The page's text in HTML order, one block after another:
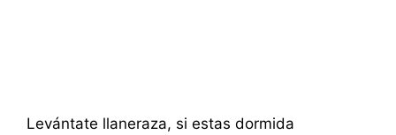
Levántate llaneraza, si estas dormida